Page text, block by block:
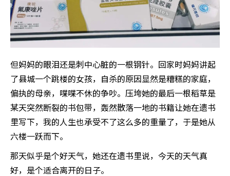
但妈妈的眼泪还是刺中心脏的一根钢针。回家时妈妈讲起
了县城一个跳楼的女孩，自杀的原因显然是糟糕的家庭，
偏执的母亲，喋喋不休的争吵。压垮她的最后一根稻草是
某天突然断裂的书包带，轰然散落一地的书籍让她在遗书
里写下，我的人生也承受不了这么多的重量了，于是她从
六楼一跃而下。
那天似乎是个好天气，她还在遗书里说，今天的天气真
好，是个适合离开的日子。